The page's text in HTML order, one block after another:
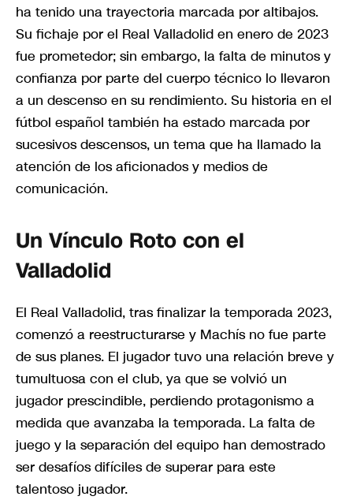
ha tenido una trayectoria marcada por altibajos.
Su fichaje por el Real Valladolid en enero de 2023
fue prometedor; sin embargo, la falta de minutos y
confianza por parte del cuerpo técnico lo llevaron
a un descenso en su rendimiento. Su historia en el
fútbol español también ha estado marcada por
sucesivos descensos, un tema que ha llamado la
atención de los aficionados y medios de
comunicación.
Un Vínculo Roto con el
Valladolid
El Real Valladolid, tras finalizar la temporada 2023,
comenzó a reestructurarse y Machís no fue parte
de sus planes. El jugador tuvo una relación breve y
tumultuosa con el club, ya que se volvió un
jugador prescindible, perdiendo protagonismo a
medida que avanzaba la temporada. La falta de
juego y la separación del equipo han demostrado
ser desafíos difíciles de superar para este
talentoso jugador.